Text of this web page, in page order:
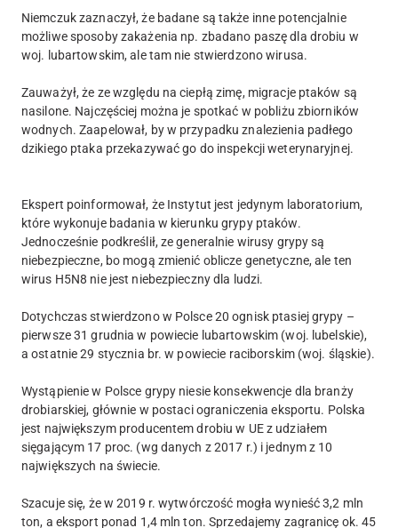
Niemczuk zaznaczył, że badane są także inne potencjalnie
możliwe sposoby zakażenia np. zbadano paszę dla drobiu w
woj. lubartowskim, ale tam nie stwierdzono wirusa.
Zauważył, że ze względu na ciepłą zimę, migracje ptaków są
nasilone. Najczęściej można je spotkać w pobliżu zbiorników
wodnych. Zaapelował, by w przypadku znalezienia padłego
dzikiego ptaka przekazywać go do inspekcji weterynaryjnej.
Ekspert poinformował, że Instytut jest jedynym laboratorium,
które wykonuje badania w kierunku grypy ptaków.
Jednocześnie podkreślił, ze generalnie wirusy grypy są
niebezpieczne, bo mogą zmienić oblicze genetyczne, ale ten
wirus H5N8 nie jest niebezpieczny dla ludzi.
Dotychczas stwierdzono w Polsce 20 ognisk ptasiej grypy –
pierwsze 31 grudnia w powiecie lubartowskim (woj. lubelskie),
a ostatnie 29 stycznia br. w powiecie raciborskim (woj. śląskie).
Wystąpienie w Polsce grypy niesie konsekwencje dla branży
drobiarskiej, głównie w postaci ograniczenia eksportu. Polska
jest największym producentem drobiu w UE z udziałem
sięgającym 17 proc. (wg danych z 2017 r.) i jednym z 10
największych na świecie.
Szacuje się, że w 2019 r. wytwórczość mogła wynieść 3,2 mln
ton, a eksport ponad 1,4 mln ton. Sprzedajemy zagranicę ok. 45